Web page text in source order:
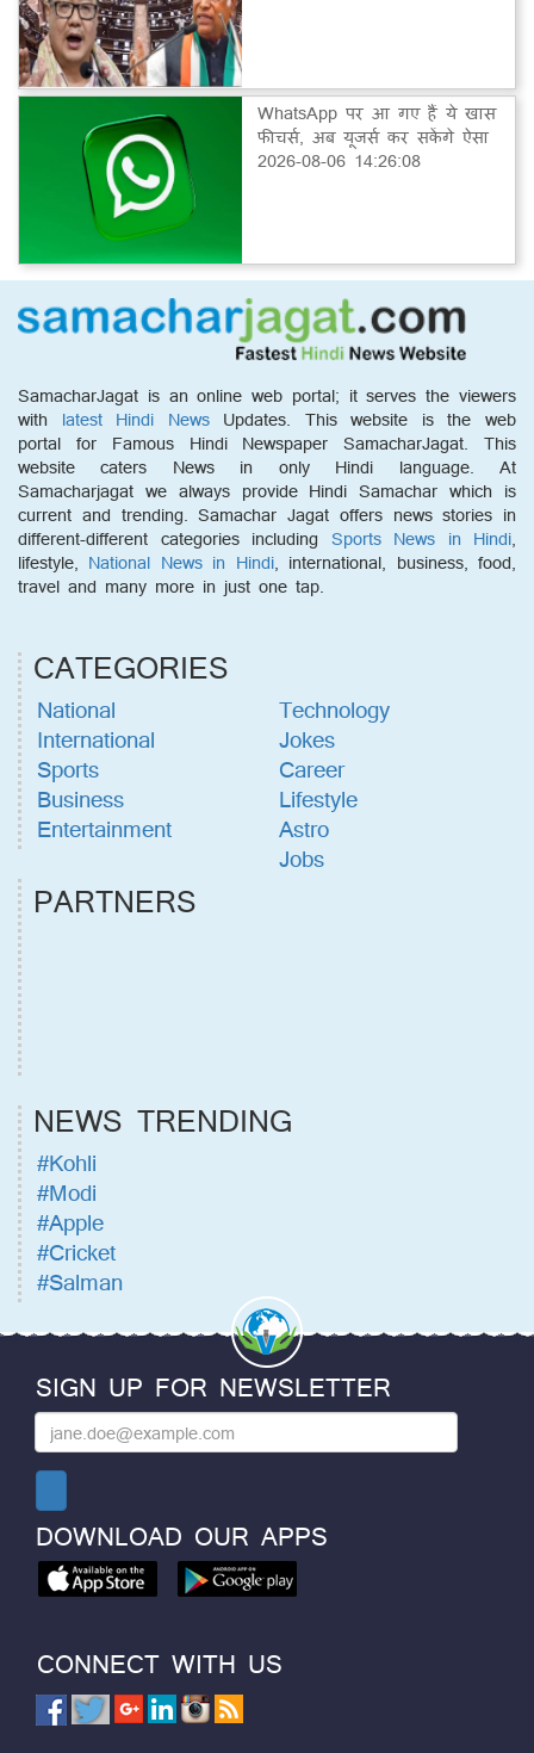
WhatsApp पर आ गए हैं ये खास
फीचर्स, अब यूजर्स कर सकेंगे ऐसा
2026-08-06 14:26:08
SamacharJagat is an online web portal; it serves the viewers
with latest Hindi NewsUpdates. This website is the web
portal for Famous Hindi Newspaper SamacharJagat. This
website caters News in only Hindi language. At
Samacharjagat we always provide Hindi Samachar which is
current and trending. Samachar Jagat offers news stories in
different-different categories including Sports News in Hindi,
lifestyle, National News in Hindi, international, business, food,
travel and many more in just one tap.
CATEGORIES
National
International
Sports
Business
Entertainment
Technology
Jokes
Career
Lifestyle
Astro
Jobs
PARTNERS
NEWS TRENDING
#Kohli
#Modi
#Apple
#Cricket
#Salman
SIGN UP FOR NEWSLETTER
DOWNLOAD OUR APPS
CONNECT WITH US